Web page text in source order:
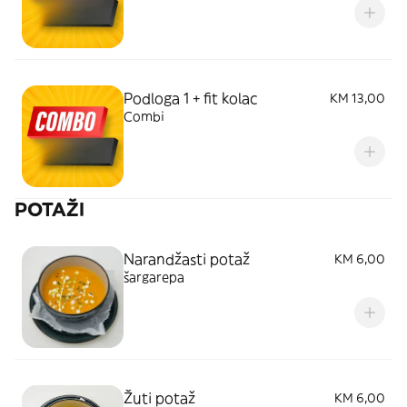
Podloga 1 + fit kolac
KM 13,00
Combi
POTAŽI
Narandžasti potaž
KM 6,00
šargarepa
Žuti potaž KM 6,00